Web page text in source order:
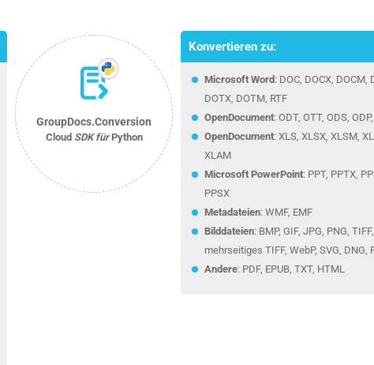
Konvertieren zu:
Microsoft Word : DOC, DOCX, DOCM,
DOTX, DOTM, RTF
OpenDocument: ODT, OTT, ODS,
OpenDocument: XLS, XLSX, XLSM,
XLAM
Microsoft PowerPoint: PPT, PPTX,
PPSX
Metadateien: WMF, EMF
Bilddateien: BMP, GIF, JPG, PNG, TIFF,
mehrseitiges TIFF, WebP, SVG, DNG,
Andere: PDF, EPUB, TXT, HTML‎
GroupDocs.Conversion
Cloud SDK fürPython